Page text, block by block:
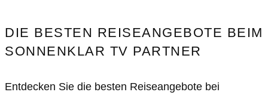
DIE BESTEN REISEANGEBOTE BEIM
SONNENKLAR TV PARTNER
Entdecken Sie die besten Reiseangebote bei